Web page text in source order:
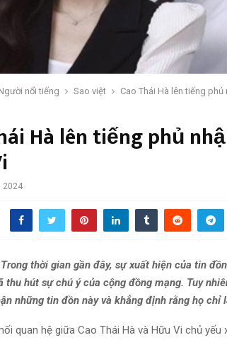
nổi tiếng Sao việt Cao Thái Hà lên tiếng
Hà lên tiếng phủ
2024
thời gian gần đây, sự xuất hiện của tin
thu hút sự chú ý của cộng đồng mạng. Tuy
những tin đồn này và khẳng định rằng họ chỉ
quan hệ giữa Cao Thái Hà và Hữu Vi chủ